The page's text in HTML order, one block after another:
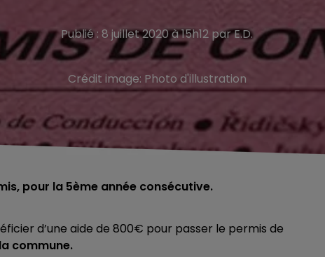
Publié : 8 juillet 2020 à 15h12 par E.D.
Crédit image: Photo d'illustration
pour la 5ème année consécutive.
d’une aide de 800€ pour passer le permis de
commune.